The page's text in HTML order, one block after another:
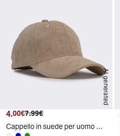
AI generated
Prezzo attuale
4.00€ Prezzo originale
7.99€
Cappello in suede per uomo baseball - Beige